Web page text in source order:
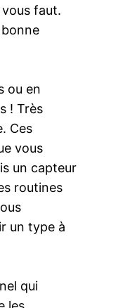
faut.
ou en
! Très
Ces
vous
un capteur
routines
un type à
qui